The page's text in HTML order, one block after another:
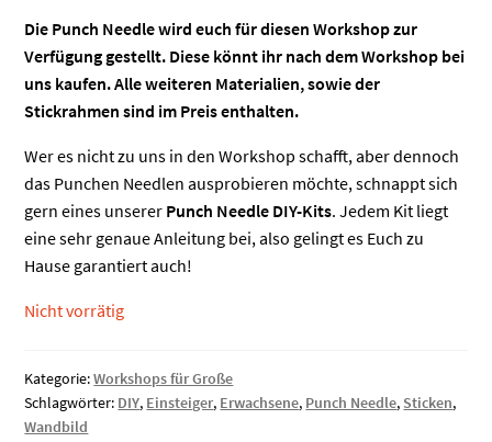
Die Punch Needle wird euch für diesen Workshop zur
Verfügung gestellt. Diese könnt ihr nach dem Workshop bei
uns kaufen. Alle weiteren Materialien, sowie der
Stickrahmen sind im Preis enthalten.
Wer es nicht zu uns in den Workshop schafft, aber dennoch
das Punchen Needlen ausprobieren möchte, schnappt sich
gern eines unserer Punch Needle DIY-Kits. Jedem Kit liegt
eine sehr genaue Anleitung bei, also gelingt es Euch zu
Hause garantiert auch!
Nicht vorrätig
Kategorie:Workshops für Große
Schlagwörter: DIY, Einsteiger, Erwachsene, Punch Needle, Sticken,
Wandbild